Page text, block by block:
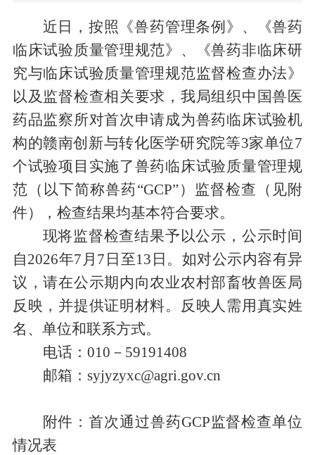
近日， 按照《兽药管理条例》、《兽药
临床试验质量管理规范》、《兽药非临床研
究与临床试验质量管理规范监督检查办法》
以及监督检查相关要求，我局组织中国兽医
药品监察所对首次申请成为兽药临床试验机
构的赣南创新与转化医学研究院等3家单位7
个试验项目实施了兽药临床试验质量管理规
范（以下简称兽药“GCP”）监督检查（见附
件），检查结果均基本符合要求。
现将监督检查结果予以公示，公示时间
自2026年7 月 7 日至13 日。如对公示内容有异
议，请在公示期内向农业农村部畜牧兽医局
反映，并提供证明材料。反映人需用真实姓
名、单位和联系方式。
电话： 010 － 59191408
邮箱： syjyzyxc@agri.gov.cn
附件：首次通过兽药GCP监督检查单位
情况表